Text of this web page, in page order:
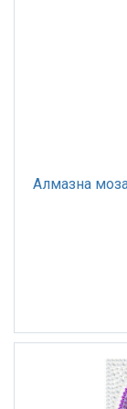
Алмазна